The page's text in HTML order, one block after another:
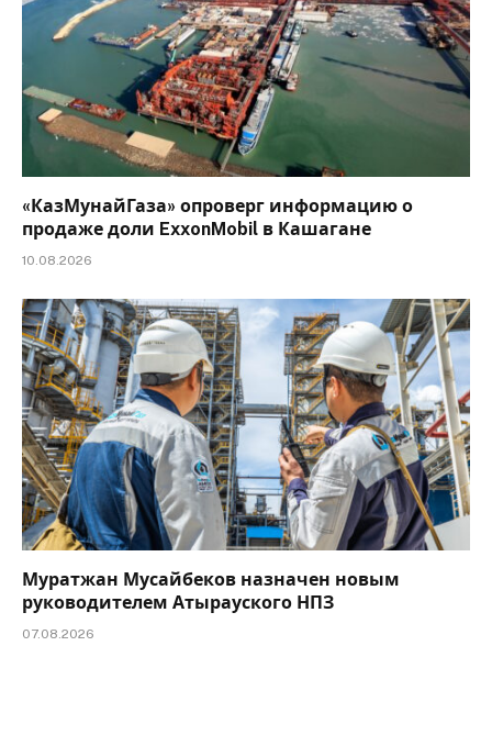
«КазМунайГаза» опроверг информацию о
продаже доли ExxonMobil в Кашагане
10.08.2026
Муратжан Мусайбеков назначен новым
руководителем Атырауского НПЗ
07.08.2026